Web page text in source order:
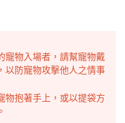
寵物入場者，請幫寵物戴
以防寵物攻擊他人之情事
物抱著手上，或以提袋方